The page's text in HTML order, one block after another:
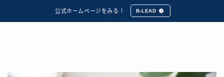
公式ホームページをみる！ B-LEAD